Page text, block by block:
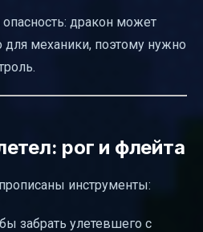
дракон может
для механики, поэтому нужно
рог и флейта
инструменты:
забрать улетевшего с